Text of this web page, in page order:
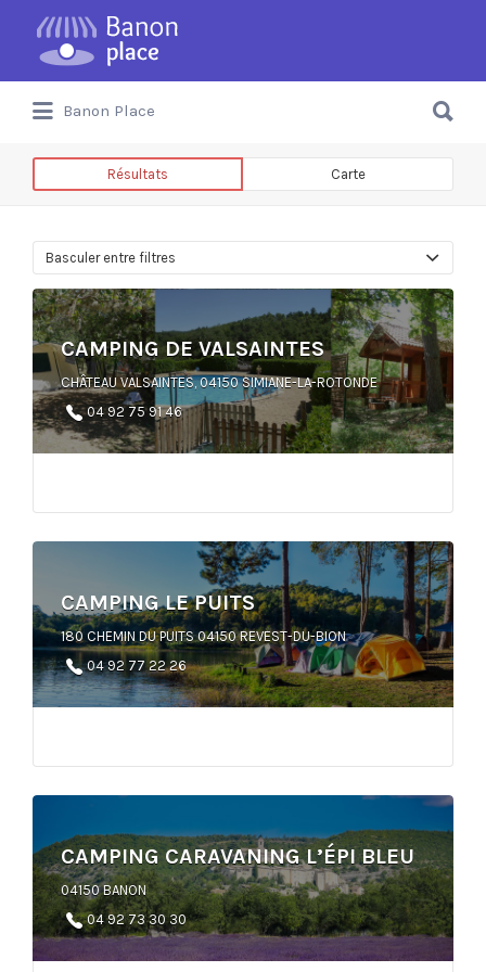
Banon Place
Résultats Carte
Basculer entre filtres
CAMPING DE VALSAINTES
CHÂTEAU VALSAINTES, 04150 SIMIANE-LA-ROTONDE
04 92 75 91 46
CAMPING LE PUITS
180 CHEMIN DU PUITS 04150 REVEST-DU-BION
04 92 77 22 26
CAMPING CARAVANING L’ÉPI BLEU
04150 BANON
04 92 73 30 30